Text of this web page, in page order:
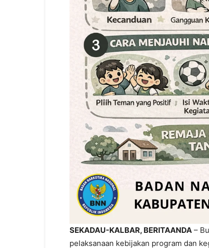
SEKADAU-KALBAR, BERITAANDA –
pelaksanaan kebijakan program dan